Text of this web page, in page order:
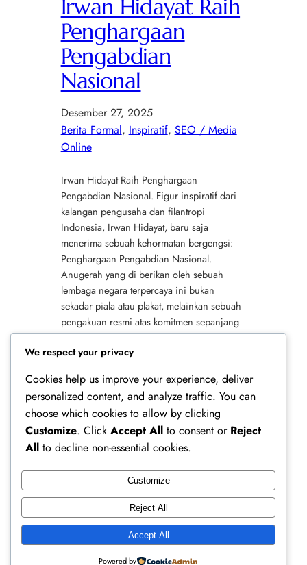
Irwan Hidayat Raih
Penghargaan
Pengabdian
Nasional
Desember 27, 2025
Berita Formal, Inspiratif, SEO / Media
Online
Irwan Hidayat Raih Penghargaan
Pengabdian Nasional. Figur inspiratif dari
kalangan pengusaha dan filantropi
Indonesia, Irwan Hidayat, baru saja
menerima sebuah kehormatan bergengsi:
Penghargaan Pengabdian Nasional.
Anugerah yang di berikan oleh sebuah
lembaga negara terpercaya ini bukan
sekadar piala atau plakat, melainkan sebuah
pengakuan resmi atas komitmen sepanjang
hayatnya dalam membangun negeri melalui
jalur sosial, pendidikan,…
Ferry Doedens | Public Figure, Actor & Creative
Profile
Instagram
Facebook
X
We respect your privacy
Cookies help us improve your experience, deliver
personalized content, and analyze traffic. You can
choose which cookies to allow by clicking
Customize. Click Accept All to consent or Reject
All to decline non-essential cookies.
Customize
Reject All
Accept All
Powered by